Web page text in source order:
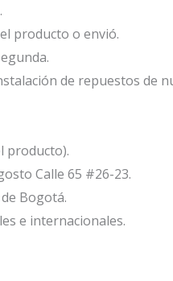
producto o envió.
de repuestos de
producto).
Calle 65 #26-23.
Bogotá.
e internacionales.